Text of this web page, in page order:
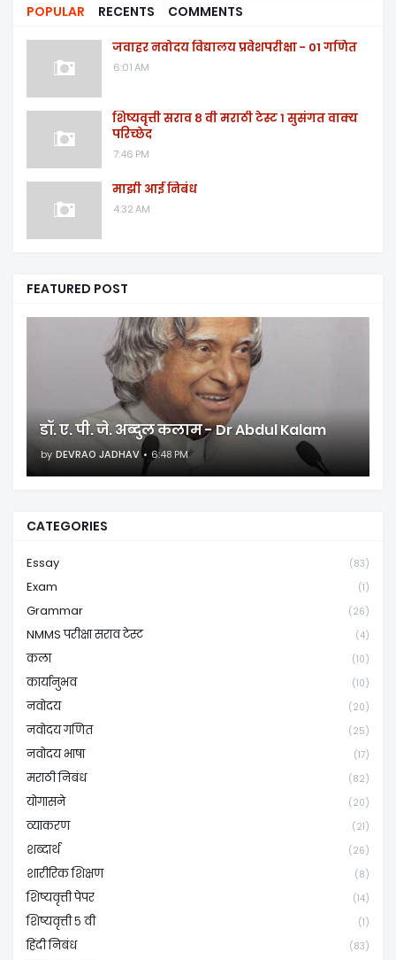
POPULAR RECENTS COMMENTS
जवाहर नवोदय विद्यालय प्रवेशपरीक्षा - 01 गणित
6:01 AM
शिष्यवृत्ती सराव ८ वी मराठी टेस्ट १ सुसंगत वाक्य
परिच्छेद
7:46 PM
माझी आई निबंध
4:32 AM
FEATURED POST
डॉ. ए. पी. जे. अब्दुल कलाम - Dr Abdul Kalam
by DEVRAO JADHAV 6:48 PM
CATEGORIES
Essay (83)
Exam (1)
Grammar (26)
NMMS परीक्षा सराव टेस्ट (4)
कला (10)
कार्यानुभव (10)
नवोदय (20)
नवोदय गणित (25)
नवोदय भाषा (17)
मराठी निबंध (82)
योगासने (20)
व्याकरण (21)
शब्दार्थ (26)
शारीरिक शिक्षण (8)
शिष्यवृत्ती पेपर (14)
शिष्यवृत्ती ५ वी (1)
हिंदी निबंध (83)